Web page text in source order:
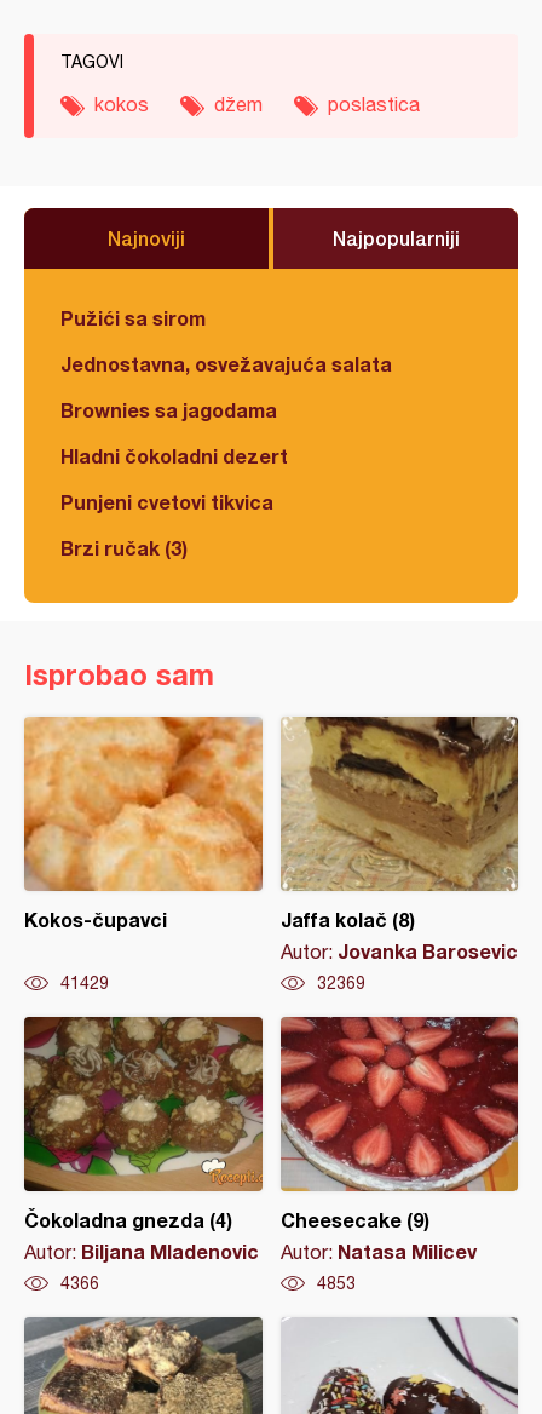
TAGOVI
kokos džem poslastica
Najnoviji Najpopularniji
Pužići sa sirom
Jednostavna, osvežavajuća salata
Brownies sa jagodama
Hladni čokoladni dezert
Punjeni cvetovi tikvica
Brzi ručak (3)
Isprobao sam
Kokos-čupavci
41429
Jaffa kolač (8)
Autor: Jovanka Barosevic
32369
Čokoladna gnezda (4)
Autor: Biljana Mladenovic
4366
Cheesecake (9)
Autor: Natasa Milicev
4853